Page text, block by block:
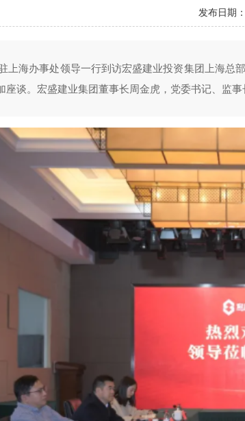
发布日期
上海办事处领导一行到访宏盛建业投资集团上海
谈。宏盛建业集团董事长周金虎，党委书记、监